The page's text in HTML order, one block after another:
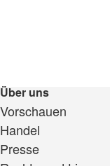
Über uns
Vorschauen
Handel
Presse